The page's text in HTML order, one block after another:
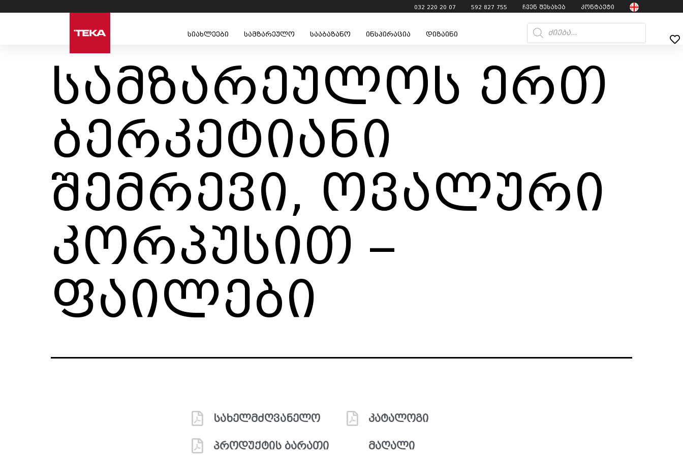
032 220 20 07 592 827 755 ჩვენ შესახებ კონტაქტი
სიახლეები სამზარეულო სააბაზანო ინსპირაცია დიზაინი
სამზარეულოს ერთ
ბერკეტიანი
შემრევი, ოვალური
კორპუსით –
ფაილები
სახელმძღვანელო
პროდუქტის ბარათი
კატალოგი
მაღალი